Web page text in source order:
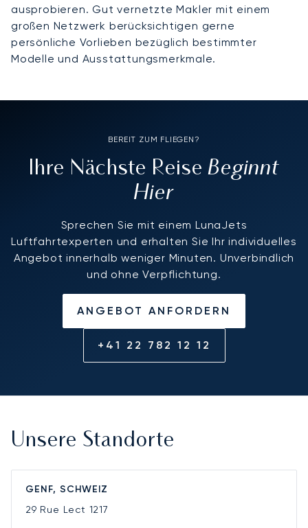
ausprobieren. Gut vernetzte Makler mit einem
großen Netzwerk berücksichtigen gerne
persönliche Vorlieben bezüglich bestimmter
Modelle und Ausstattungsmerkmale.
BEREIT ZUM FLIEGEN?
Ihre Nächste ReiseBeginnt
Hier
Sprechen Sie mit einem LunaJets
Luftfahrtexperten und erhalten Sie Ihr individuelles
Angebot innerhalb weniger Minuten. Unverbindlich
und ohne Verpflichtung.
ANGEBOT ANFORDERN
+41 22 782 12 12
Unsere Standorte
GENF, SCHWEIZ
29 Rue Lect 1217